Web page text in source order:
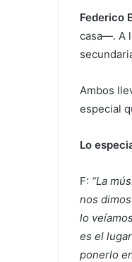
Federico
casa—. A
Ambos
especial
Lo
F: “La
nos
lo
es el
ponerlo